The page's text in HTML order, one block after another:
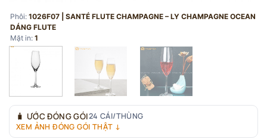
Phôi: 1026F07 | SANTÉ FLUTE CHAMPAGNE – LY CHAMPAGNE OCEAN
DÁNG FLUTE
Mặt in: 1
🧳 ƯỚC ĐÓNG GÓI24 CÁI/THÙNG
XEM ẢNH ĐÓNG GÓI THẬT ↓